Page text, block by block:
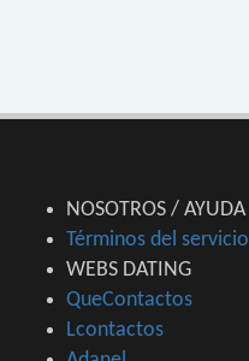
NOSOTROS / AYUDA
Términos del servicio
WEBS DATING
QueContactos
Lcontactos